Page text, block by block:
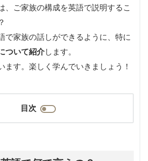
、ご家族の構成を英語で説明するこ
で家族の話しができるように、特に
ついて紹介します。
ます。楽しく学んでいきましょう！
目次